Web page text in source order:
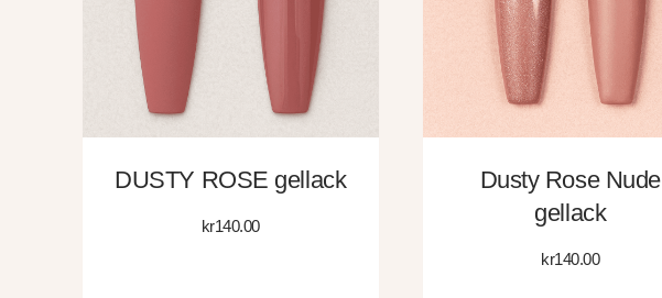
DUSTY ROSE gellack
kr140.00
Dusty Rose Nude
gellack
kr140.00